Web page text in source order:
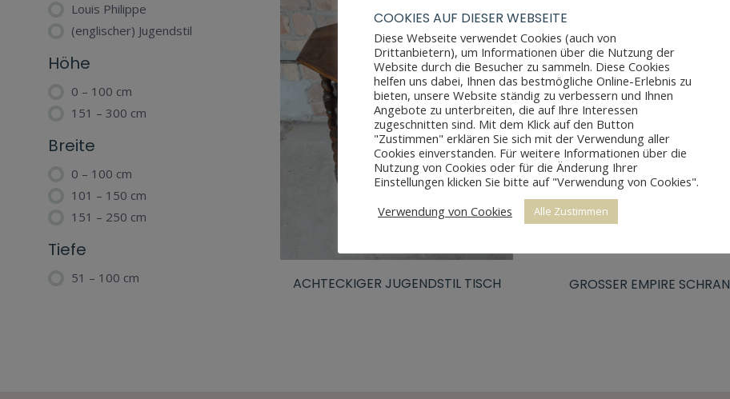
OUT OF STOCK
ACHTECKIGER JUGENDSTIL TISCH GROSSER EMPIRE SCHRANK
Louis Philippe
(englischer) Jugendstil
Höhe
0 – 100 cm
151 – 300 cm
Breite
0 – 100 cm
101 – 150 cm
151 – 250 cm
Tiefe
51 – 100 cm
COOKIES AUF DIESER WEBSEITE
Diese Webseite verwendet Cookies (auch von
Drittanbietern), um Informationen über die Nutzung der
Website durch die Besucher zu sammeln. Diese Cookies
helfen uns dabei, Ihnen das bestmögliche Online-Erlebnis zu
bieten, unsere Website ständig zu verbessern und Ihnen
Angebote zu unterbreiten, die auf Ihre Interessen
zugeschnitten sind. Mit dem Klick auf den Button
"Zustimmen" erklären Sie sich mit der Verwendung aller
Cookies einverstanden. Für weitere Informationen über die
Nutzung von Cookies oder für die Änderung Ihrer
Einstellungen klicken Sie bitte auf "Verwendung von Cookies".
Verwendung von Cookies
Alle Zustimmen